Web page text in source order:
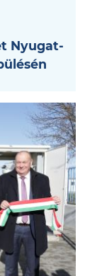
Nyugat-